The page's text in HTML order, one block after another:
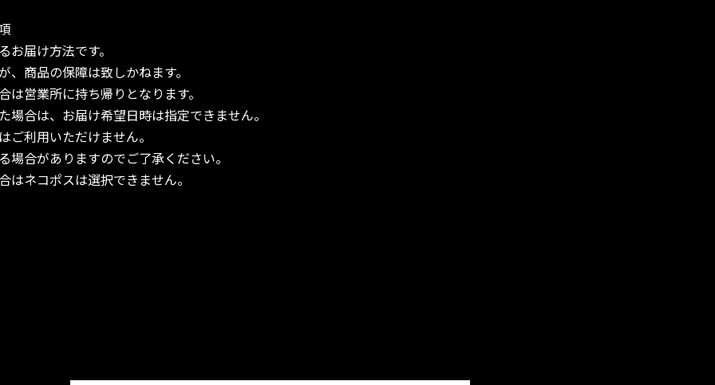
届け方法です。
商品の保障は致しかねます。
営業所に持ち帰りとなります。
場合は、お届け希望日時は指定できません。
ご利用いただけません。
合がありますのでご了承ください。
ネコポスは選択できません。